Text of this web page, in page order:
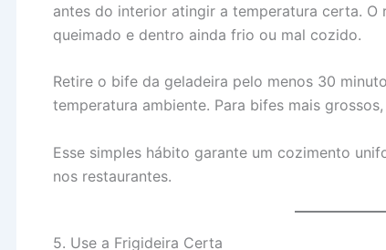
antes do interior atingir a temperatura certa.
queimado e dentro ainda frio ou mal cozido.
Retire o bife da geladeira pelo menos 30
temperatura ambiente. Para bifes mais
Esse simples hábito garante um cozimento
nos restaurantes.
5. Use a Frigideira Certa